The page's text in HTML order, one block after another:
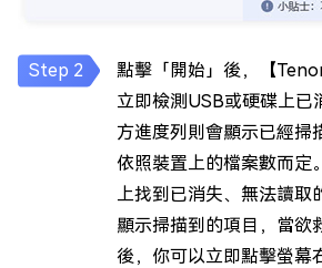
點擊「開始」後，【
立即檢測USB或硬碟上已
方進度列則會顯示已經掃
依照裝置上的檔案數而定
上找到已消失、無法讀取
顯示掃描到的項目，當欲
後，你可以立即點擊螢幕